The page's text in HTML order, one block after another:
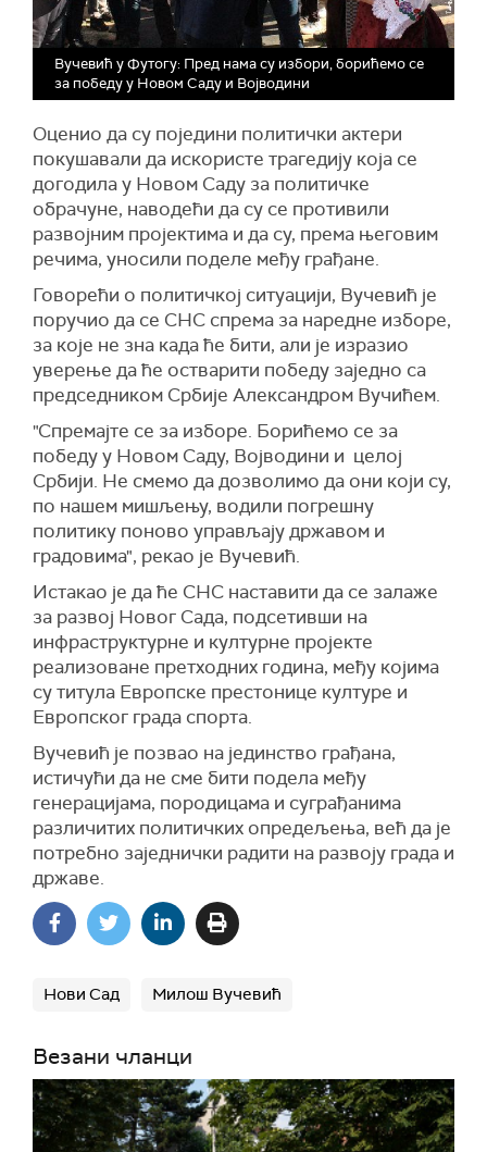
Вучевић у Футогу: Пред нама су избори, борићемо се
за победу у Новом Саду и Војводини
Оценио да су поједини политички актери
покушавали да искористе трагедију која се
догодила у Новом Саду за политичке
обрачуне, наводећи да су се противили
развојним пројектима и да су, према његовим
речима, уносили поделе међу грађане.
Говорећи о политичкој ситуацији, Вучевић је
поручио да се СНС спрема за наредне изборе,
за које не зна када ће бити, али је изразио
уверење да ће остварити победу заједно са
председником Србије Александром Вучићем.
"Спремајте се за изборе. Борићемо се за
победу у Новом Саду, Војводини и целој
Србији. Не смемо да дозволимо да они који су,
по нашем мишљењу, водили погрешну
политику поново управљају државом и
градовима", рекао је Вучевић.
Истакао је да ће СНС наставити да се залаже
за развој Новог Сада, подсетивши на
инфраструктурне и културне пројекте
реализоване претходних година, међу којима
су титула Европске престонице културе и
Европског града спорта.
Вучевић је позвао на јединство грађана,
истичући да не сме бити подела међу
генерацијама, породицама и суграђанима
различитих политичких опредељења, већ да је
потребно заједнички радити на развоју града и
државе.
Нови Сад Милош Вучевић
Везани чланци